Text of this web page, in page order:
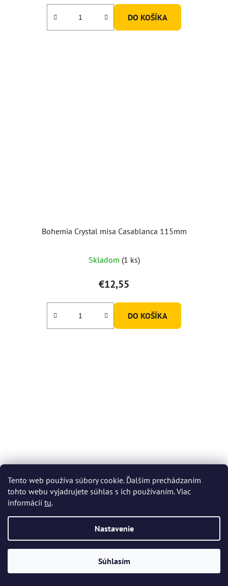
Tento web používa súbory cookie. Ďalším prechádzaním
tohto webu vyjadrujete súhlas s ich používaním. Viac
informácií tu.
Nastavenie
Súhlasím
4,5
DO KOŠÍKA
Bohemia Crystal misa Casablanca 115mm
Skladom (1 ks)
€12,55
DO KOŠÍKA
Bohemia Crystal misa Casablanca 240mm
Priemerné
hodnotenie
Skladom(4 ks)